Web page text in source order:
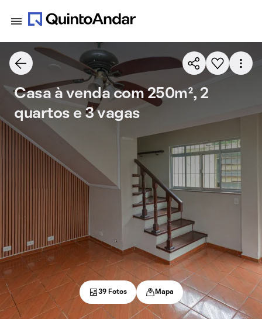
Casa à venda com 250m², 2
quartos e 3 vagas
39 Fotos Mapa